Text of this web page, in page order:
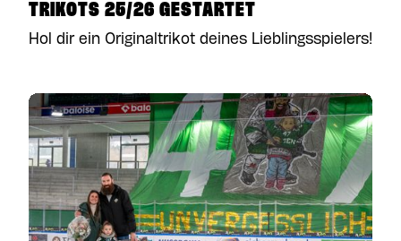
TRIKOTS 25/26 GESTARTET
Hol dir ein Originaltrikot deines Lieblingsspielers!